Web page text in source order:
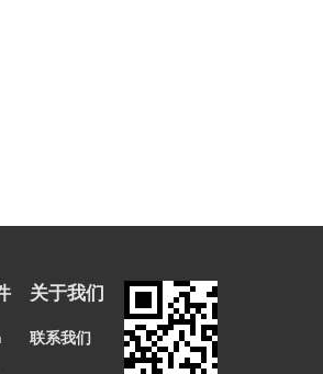
关于我们
联系我们